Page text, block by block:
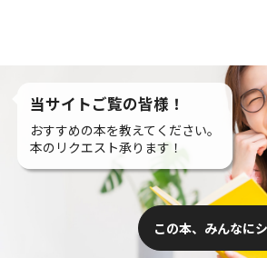
当サイトご覧の皆様！
おすすめの本を教えてください。
本のリクエスト承ります！
この本、みんなに